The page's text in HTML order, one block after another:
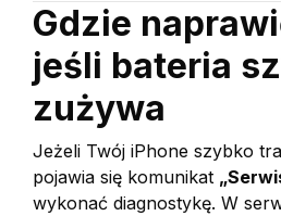
Gdzie
jeśli bateria
zużywa
Jeżeli Twój iPhone szybko
pojawia się komunikat
wykonać diagnostykę. W